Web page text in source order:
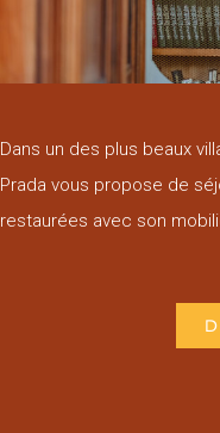
Dans un des plus beaux
Prada vous propose de
restaurées avec son